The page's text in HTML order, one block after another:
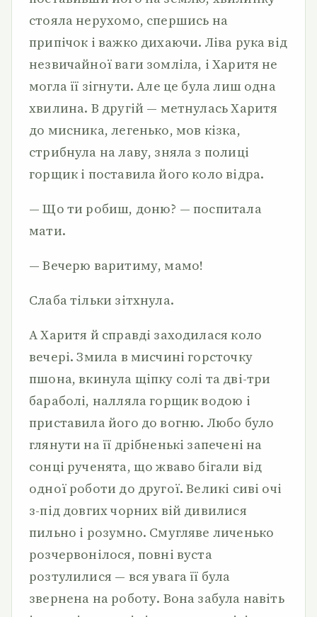
стояла нерухомо, спершись на
припічок і важко дихаючи. Ліва рука від
незвичайної ваги зомліла, і Харитя не
могла її зігнути. Але це була лиш одна
хвилина. В другій — метнулась Харитя
до мисника, легенько, мов кізка,
стрибнула на лаву, зняла з полиці
горщик і поставила його коло відра.
— Що ти робиш, доню? — поспитала
мати.
— Вечерю варитиму, мамо!
Слаба тільки зітхнула.
А Харитя й справді заходилася коло
вечері. Змила в мисчині горсточку
пшона, вкинула щіпку солі та дві-три
бараболі, налляла горщик водою і
приставила його до вогню. Любо було
глянути на її дрібненькі запечені на
сонці рученята, що жваво бігали від
одної роботи до другої. Великі сиві очі
з-під довгих чорних вій дивилися
пильно і розумно. Смугляве личенько
розчервонілося, повні вуста
розтулилися — вся увага її була
звернена на роботу. Вона забула навіть